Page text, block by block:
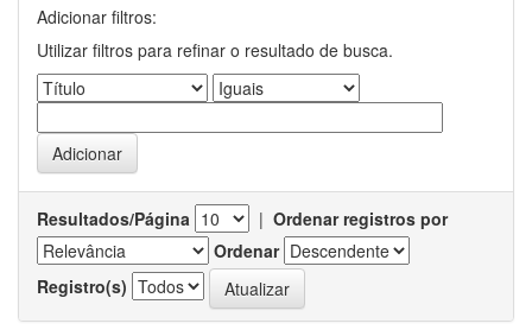
Adicionar filtros:
Utilizar filtros para refinar o resultado de busca.
Resultados/Página | Ordenar registros por
Ordenar
Registro(s)